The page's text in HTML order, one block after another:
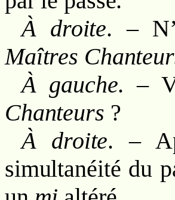
À droite. –
Maîtres
À gauche. –
Chanteurs ?
À droite. –
simultanéité du